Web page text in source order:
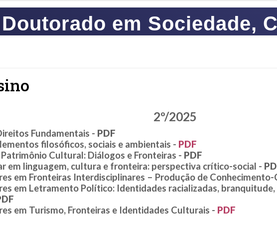
em Sociedade,
2º/2025
Fundamentais - PDF
filosóficos, sociais e ambientais - PDF
Cultural: Diálogos e Fronteiras - PDF
em linguagem, cultura e fronteira: perspectiva crítico-social -
em Fronteiras Interdisciplinares – Produção de Conhecimento-
em Letramento Político: Identidades racializadas,
em Turismo, Fronteiras e Identidades Culturais - PDF